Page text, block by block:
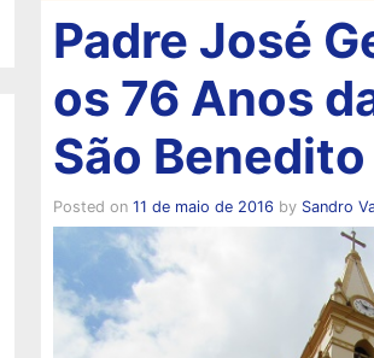
Padre José
os 76 Anos
São Benedito
Posted on 11 de maio de 2016 by Sandro